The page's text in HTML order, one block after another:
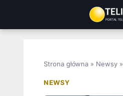
treści
Strona główna » Newsy»
NEWSY